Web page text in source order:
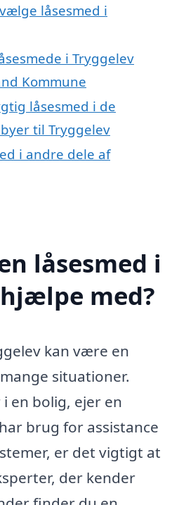
låsesmed i
i Tryggelev
Kommune
låsesmed i de
til Tryggelev
i andre dele af
låsesmed i
med?
kan være en
situationer.
en bolig, ejer en
brug for assistance
er det vigtigt at
der kender